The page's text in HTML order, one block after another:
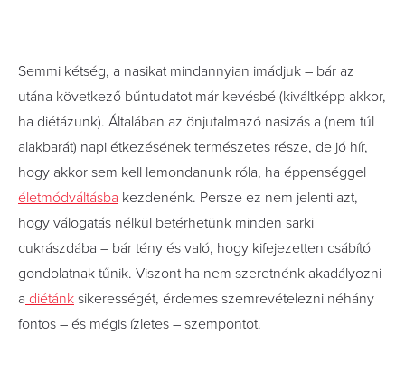
Semmi kétség, a nasikat mindannyian imádjuk – bár az
utána következő bűntudatot már kevésbé (kiváltképp akkor,
ha diétázunk). Általában az önjutalmazó nasizás a (nem túl
alakbarát) napi étkezésének természetes része, de jó hír,
hogy akkor sem kell lemondanunk róla, ha éppenséggel
életmódváltásba kezdenénk. Persze ez nem jelenti azt,
hogy válogatás nélkül betérhetünk minden sarki
cukrászdába – bár tény és való, hogy kifejezetten csábító
gondolatnak tűnik. Viszont ha nem szeretnénk akadályozni
a diétánk sikerességét, érdemes szemrevételezni néhány
fontos – és mégis ízletes – szempontot.